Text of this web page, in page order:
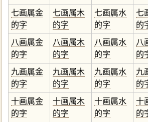
七画属金
的字
七画属木
的字
七画属水
的字
七
的
八画属金
的字
八画属木
的字
八画属水
的字
八
的
九画属金
的字
九画属木
的字
九画属水
的字
九
的
十画属金
的字
十画属木
的字
十画属水
的字
十
的